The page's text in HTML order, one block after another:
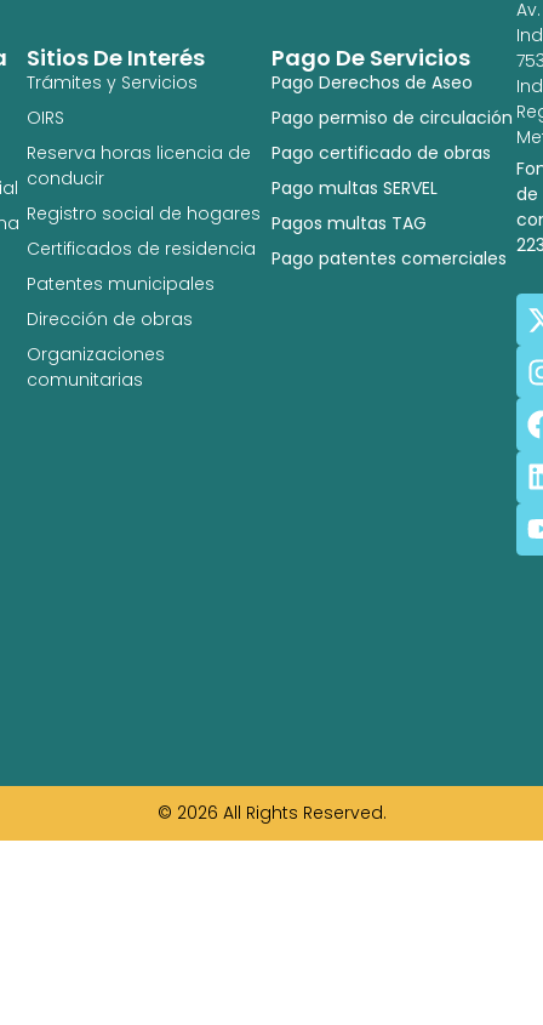
Pago De Servicios
Pago Derechos de Aseo
Pago permiso de circulación
Pago certificado de obras
Pago multas SERVEL
Pagos multas TAG
Pago patentes comerciales
Sitios De Interés
Trámites y Servicios
OIRS
Reserva horas licencia de
conducir
Registro social de hogares
Certificados de residencia
Patentes municipales
Dirección de obras
Organizaciones
comunitarias
Av.
de
© 2026 All Rights Reserved.